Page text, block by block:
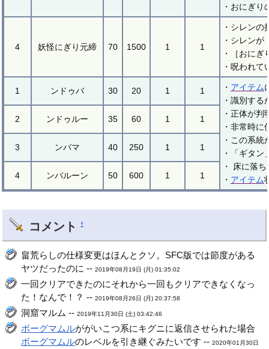
・おにぎり
4 妖怪にぎり元締 70 1500 1 1
・シレン
・シレン
・［おに
・呪われて
1 ンドゥバ 30 20 1 1 ・ アイテム
・識別す
・正体が
・非常時
・この系統
・「ギタ
・ 床に落
・ アイテム
2 ンドゥルー 35 60 1 1
3 ンバマ 40 250 1 1
4 ンバルーン 50 600 1 1
コメント †
畠荒らしの仕様変更はほんとクソ。SFC版では節度がある
ヤツだったのに --2019年08月19日 (月) 01:35:02
一回クリアできたのにそれから一回もクリアできなくなっ
た！なんで！？ --2019年08月26日 (月) 20:37:58
洞窟マルム --2019年11月30日 (土) 03:42:46
ボーグマムルががいこつ系にキグニに返信させられた場合
ボーグマムルのレベルを引き継ぐみたいです --2020年01月30日